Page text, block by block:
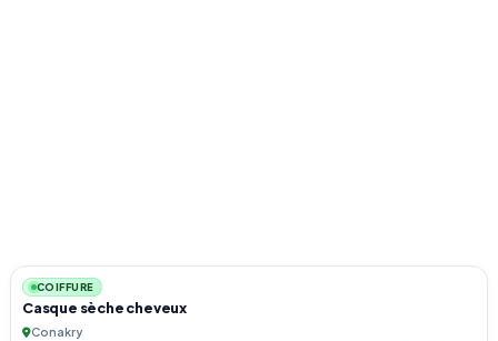
COIFFURE
Casque sèche cheveux
Conakry